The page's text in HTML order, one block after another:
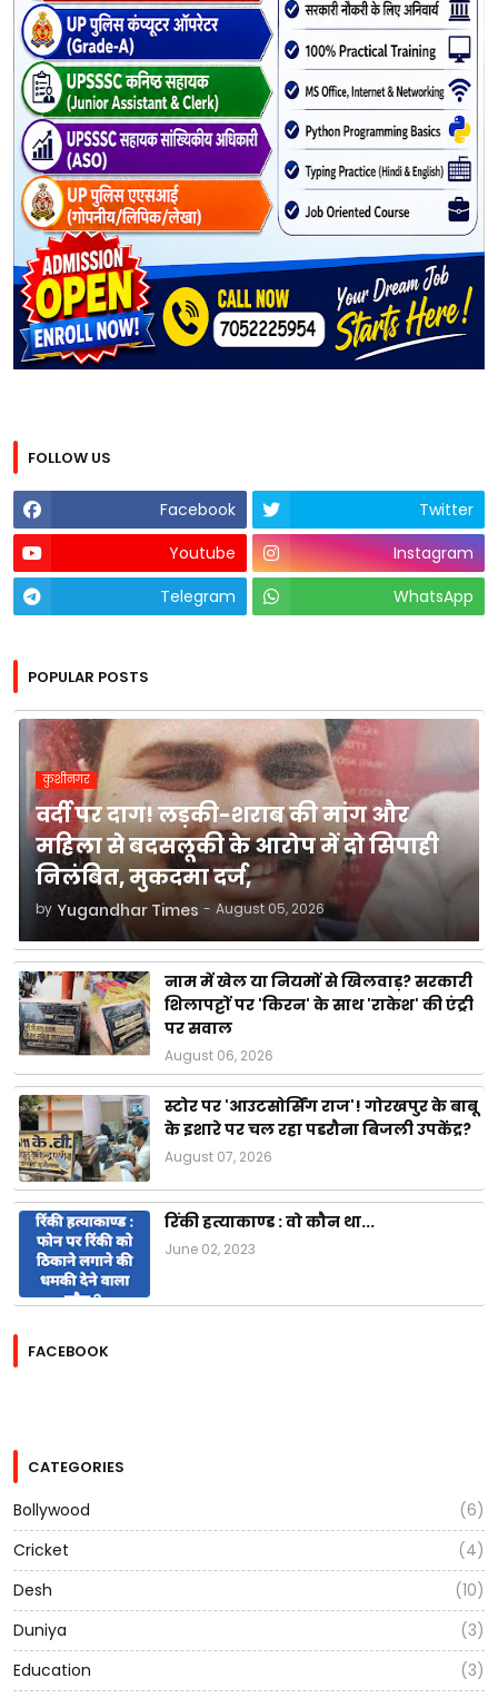
FOLLOW US
Facebook
Twitter
Youtube
Instagram
Telegram
WhatsApp
POPULAR POSTS
कुशीनगर
वर्दी पर दाग! लड़की-शराब की मांग और
महिला से बदसलूकी के आरोप में दो सिपाही
निलंबित, मुकदमा दर्ज,
by Yugandhar Times - August 05, 2026
नाम में खेल या नियमों से खिलवाड़? सरकारी
शिलापट्टों पर 'किरन' के साथ 'राकेश' की एंट्री
पर सवाल
August 06, 2026
स्टोर पर 'आउटसोर्सिंग राज'! गोरखपुर के बाबू
के इशारे पर चल रहा पडरौना बिजली उपकेंद्र?
August 07, 2026
रिंकी हत्याकाण्ड : वो कौन था...
June 02, 2023
FACEBOOK
CATEGORIES
Bollywood
(6)
Cricket
(4)
Desh
(10)
Duniya
(3)
Education
(3)